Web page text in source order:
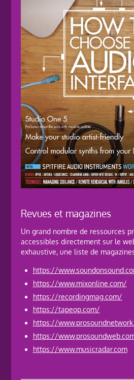
Revues et magazines
Un grand nombre de ressources
accessibles directement sur le
exhaustive, une liste de
https://
https://www.mixonline.com/
https://recordingmag.com/
https://tapeop.com/
https://
https://
https://www.musicradar.com